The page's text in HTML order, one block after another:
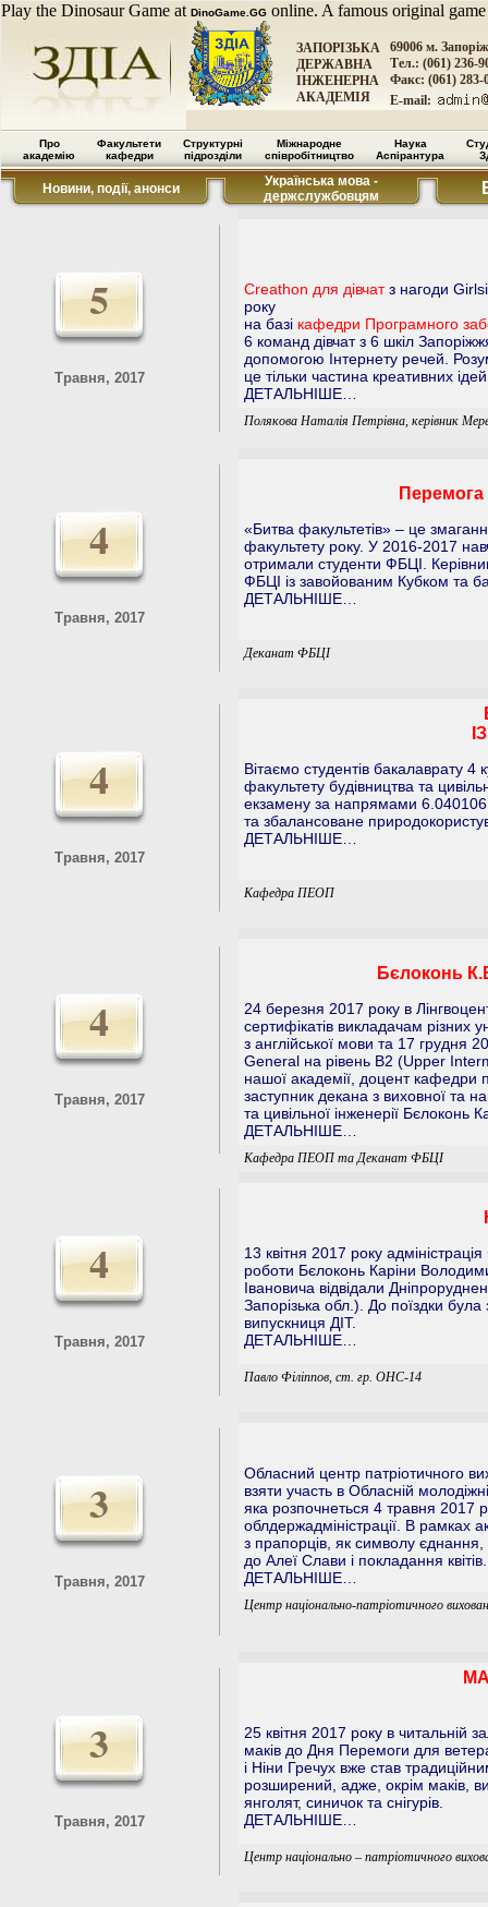
Play the Dinosaur Game at DinoGame.GG online. A famous original
ЗАПОРІЗЬКА
ДЕРЖАВНА
ІНЖЕНЕРНА
АКАДЕМІЯ
69006 м.
Тел.: (061) 236-
Факс: (061) 283-
E-mail:
Про
академію
Факультети
кафедри
Структурні
підрозділи
Міжнародне
співробітництво
Наука
Аспірантура
Новини, події, анонси
Українська мова -
держслужбовцям
5
Травня, 2017
Creathon для дівчатз нагоди
року
на базі кафедри Програмного
6 команд дівчат з 6 шкіл
допомогою Інтернету речей.
це тільки частина креативних ідей
ДЕТАЛЬНІШЕ…
Полякова Наталія Петрівна, керівник
4
Травня, 2017
Перемога
«Битва факультетів» – це
факультету року. У 2016-2017
отримали студенти ФБЦІ.
ФБЦІ із завойованим Кубком та
ДЕТАЛЬНІШЕ…
Деканат ФБЦІ
4
Травня, 2017
Вітаємо студентів бакалаврату
факультету будівництва та
екзамену за напрямами
та збалансоване
ДЕТАЛЬНІШЕ…
Кафедра ПЕОП
4
Травня, 2017
Бєлоконь
24 березня 2017 року в
сертифікатів викладачам різних
з англійської мови та 17 грудня
General на рівень В2 (Upper
нашої академії, доцент кафедри
заступник декана з виховної та
та цивільної інженерії Бєлоконь
ДЕТАЛЬНІШЕ…
Кафедра ПЕОП та Деканат ФБЦІ
4
Травня, 2017
13 квітня 2017 року
роботи Бєлоконь Каріни
Івановича відвідали
Запорізька обл.). До поїздки
випускниця ДІТ.
ДЕТАЛЬНІШЕ…
Павло Філіппов, ст. гр. ОНС-14
3
Травня, 2017
Обласний центр патріотичного
взяти участь в Обласній
яка розпочнеться 4 травня 2017
облдержадміністрації. В рамках
з прапорців, як символу
до Алеї Слави і покладання квітів.
ДЕТАЛЬНІШЕ…
Центр національно-патріотичного
3
Травня, 2017
25 квітня 2017 року в читальній
маків до Дня Перемоги для
і Ніни Гречух вже став
розширений, адже, окрім маків,
янголят, синичок та снігурів.
ДЕТАЛЬНІШЕ…
Центр національно – патріотичного